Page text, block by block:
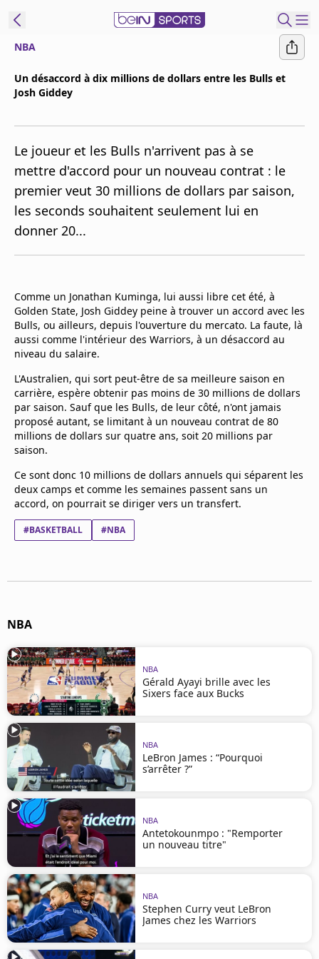
Replays
Podcasts
En Direct
Gérer les
Contactez nous
beINSPIRED
CGU
Mentions légales
Cookies
Paramétrer mon consentement
NBA
Un désaccord à dix millions de dollars entre les Bulls et
Josh Giddey
Le joueur et les Bulls n'arrivent pas à se
mettre d'accord pour un nouveau contrat : le
premier veut 30 millions de dollars par saison,
les seconds souhaitent seulement lui en
donner 20...
Comme un Jonathan Kuminga, lui aussi libre cet été, à
Golden State, Josh Giddey peine à trouver un accord avec les
Bulls, ou ailleurs, depuis l'ouverture du mercato. La faute, là
aussi comme l'intérieur des Warriors, à un désaccord au
niveau du salaire.
L'Australien, qui sort peut-être de sa meilleure saison en
carrière, espère obtenir pas moins de 30 millions de dollars
par saison. Sauf que les Bulls, de leur côté, n'ont jamais
proposé autant, se limitant à un nouveau contrat de 80
millions de dollars sur quatre ans, soit 20 millions par
saison.
Ce sont donc 10 millions de dollars annuels qui séparent les
deux camps et comme les semaines passent sans un
accord, on pourrait se diriger vers un transfert.
#BASKETBALL #NBA
NBA
NBA
Gérald Ayayi brille avec les
Sixers face aux Bucks
NBA
LeBron James : “Pourquoi
s’arrêter ?”
NBA
Antetokounmpo : "Remporter
un nouveau titre"
NBA
Stephen Curry veut LeBron
James chez les Warriors